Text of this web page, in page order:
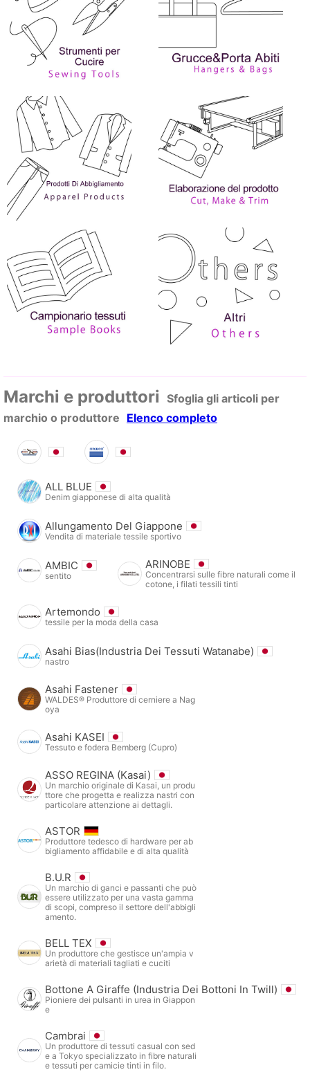
Marchi e produttori Sfoglia gli articoli per
marchio o produttore Elenco completo
ALL BLUE
Denim giapponese di alta qualità
Allungamento Del Giappone
Vendita di materiale tessile sportivo
AMBIC
sentito
ARINOBE
Concentrarsi sulle fibre naturali come il
cotone, i filati tessili tinti
Artemondo
tessile per la moda della casa
Asahi Bias(Industria Dei Tessuti Watanabe)
nastro
Asahi Fastener
WALDES® Produttore di cerniere a Nag
oya
Asahi KASEI
Tessuto e fodera Bemberg (Cupro)
ASSO REGINA (Kasai)
Un marchio originale di Kasai, un produ
ttore che progetta e realizza nastri con
particolare attenzione ai dettagli.
ASTOR
Produttore tedesco di hardware per ab
bigliamento affidabile e di alta qualità
B.U.R
Un marchio di ganci e passanti che può
essere utilizzato per una vasta gamma
di scopi, compreso il settore dell'abbigli
amento.
BELL TEX
Un produttore che gestisce un'ampia v
arietà di materiali tagliati e cuciti
Bottone A Giraffe (Industria Dei Bottoni In Twill)
Pioniere dei pulsanti in urea in Giappon
e
Cambrai
Un produttore di tessuti casual con sed
e a Tokyo specializzato in fibre naturali
e tessuti per camicie tinti in filo.